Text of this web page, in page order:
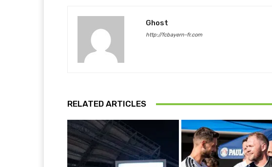
Ghost
http://fcbayern-fr.com
RELATED ARTICLES